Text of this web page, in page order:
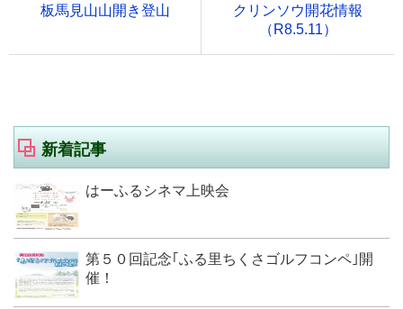
板馬見山山開き登山
クリンソウ開花情報
（R8.5.11）
新着記事
はーふるシネマ上映会
第５０回記念｢ふる里ちくさゴルフコンペ｣開
催！